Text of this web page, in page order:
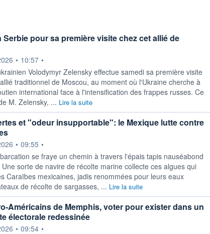
Serbie pour sa première visite chez cet allié de
par
• 10:57 •
Volodymyr Zelensky effectue samedi sa première visite
traditionnel de Moscou, au moment où l'Ukraine cherche à
international face à l'intensification des frappes russes. Ce
M. Zelensky, ... Lire la suite
et "odeur insupportable": le Mexique lutte contre
par
• 09:55 •
se fraye un chemin à travers l'épais tapis nauséabond
sorte de navire de récolte marine collecte ces algues qui
Caraïbes mexicaines, jadis renommées pour leurs eaux
de récolte de sargasses, ... Lire la suite
Américains de Memphis, voter pour exister dans un
électorale redessinée
par
• 09:54 •